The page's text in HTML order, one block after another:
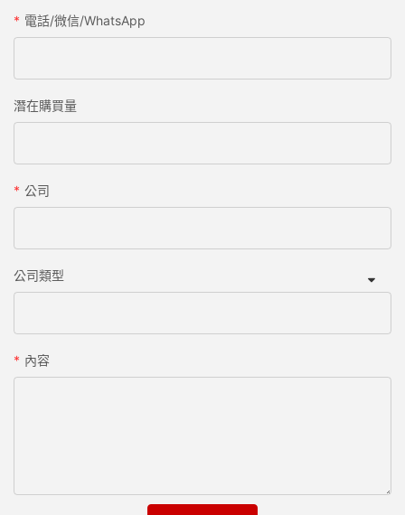
電話/微信/WhatsApp
潛在購買量
公司
公司類型
內容